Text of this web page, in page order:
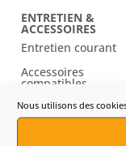
Nous utilisons des
ENTRETIEN &
ACCESSOIRES
Entretien courant
Accessoires
compatibles
Équipements